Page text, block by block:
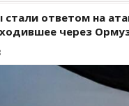
ответом на
через